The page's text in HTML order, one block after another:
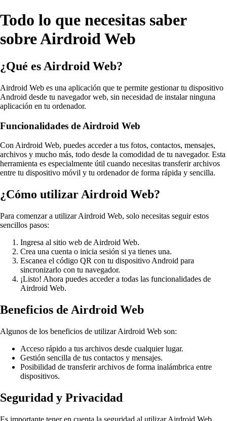
Todo lo que necesitas saber
sobre Airdroid Web
¿Qué es Airdroid Web?
Airdroid Web es una aplicación que te permite gestionar tu dispositivo
Android desde tu navegador web, sin necesidad de instalar ninguna
aplicación en tu ordenador.
Funcionalidades de Airdroid Web
Con Airdroid Web, puedes acceder a tus fotos, contactos, mensajes,
archivos y mucho más, todo desde la comodidad de tu navegador. Esta
herramienta es especialmente útil cuando necesitas transferir archivos
entre tu dispositivo móvil y tu ordenador de forma rápida y sencilla.
¿Cómo utilizar Airdroid Web?
Para comenzar a utilizar Airdroid Web, solo necesitas seguir estos
sencillos pasos:
Ingresa al sitio web de Airdroid Web.
Crea una cuenta o inicia sesión si ya tienes una.
Escanea el código QR con tu dispositivo Android para
sincronizarlo con tu navegador.
¡Listo! Ahora puedes acceder a todas las funcionalidades de
Airdroid Web.
Beneficios de Airdroid Web
Algunos de los beneficios de utilizar Airdroid Web son:
Acceso rápido a tus archivos desde cualquier lugar.
Gestión sencilla de tus contactos y mensajes.
Posibilidad de transferir archivos de forma inalámbrica entre
dispositivos.
Seguridad y Privacidad
Es importante tener en cuenta la seguridad al utilizar Airdroid Web.